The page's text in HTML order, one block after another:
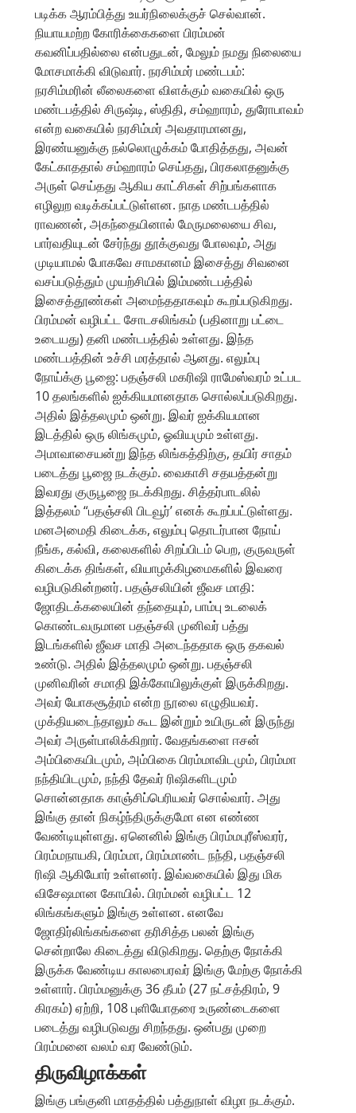
படிக்க ஆரம்பித்து உயர்நிலைக்குச் செல்வான்.
நியாயமற்ற கோரிக்கைகளை பிரம்மன்
கவனிப்பதில்லை என்பதுடன், மேலும் நமது நிலையை
மோசமாக்கி விடுவார். நரசிம்மர் மண்டபம்:
நரசிம்மரின் லீலைகளை விளக்கும் வகையில் ஒரு
மண்டபத்தில் சிருஷ்டி, ஸ்திதி, சம்ஹாரம், துரோபாவம்
என்ற வகையில் நரசிம்மர் அவதாரமானது,
இரண்யனுக்கு நல்லொழுக்கம் போதித்தது, அவன்
கேட்காததால் சம்ஹாரம் செய்தது, பிரகலாதனுக்கு
அருள் செய்தது ஆகிய காட்சிகள் சிற்பங்களாக
எழிலுற வடிக்கப்பட்டுள்ளன. நாத மண்டபத்தில்
ராவணன், அகந்தையினால் மேருமலையை சிவ,
பார்வதியுடன் சேர்ந்து தூக்குவது போலவும், அது
முடியாமல் போகவே சாமகானம் இசைத்து சிவனை
வசப்படுத்தும் முயற்சியில் இம்மண்டபத்தில்
இசைத்தூண்கள் அமைந்ததாகவும் கூறப்படுகிறது.
பிரம்மன் வழிபட்ட சோடசலிங்கம் (பதினாறு பட்டை
உடையது) தனி மண்டபத்தில் உள்ளது. இந்த
மண்டபத்தின் உச்சி மரத்தால் ஆனது. எலும்பு
நோய்க்கு பூஜை: பதஞ்சலி மகரிஷி ராமேஸ்வரம் உட்பட
10 தலங்களில் ஐக்கியமானதாக சொல்லப்படுகிறது.
அதில் இத்தலமும் ஒன்று. இவர் ஐக்கியமான
இடத்தில் ஒரு லிங்கமும், ஓவியமும் உள்ளது.
அமாவாசையன்று இந்த லிங்கத்திற்கு, தயிர் சாதம்
படைத்து பூஜை நடக்கும். வைகாசி சதயத்தன்று
இவரது குருபூஜை நடக்கிறது. சித்தர்பாடலில்
இத்தலம் “பதஞ்சலி பிடவூர்’ எனக் கூறப்பட்டுள்ளது.
மனஅமைதி கிடைக்க, எலும்பு தொடர்பான நோய்
நீங்க, கல்வி, கலைகளில் சிறப்பிடம் பெற, குருவருள்
கிடைக்க திங்கள், வியாழக்கிழமைகளில் இவரை
வழிபடுகின்றனர். பதஞ்சலியின் ஜீவச மாதி:
ஜோதிடக்கலையின் தந்தையும், பாம்பு உடலைக்
கொண்டவருமான பதஞ்சலி முனிவர் பத்து
இடங்களில் ஜீவச மாதி அடைந்ததாக ஒரு தகவல்
உண்டு. அதில் இத்தலமும் ஒன்று. பதஞ்சலி
முனிவரின் சமாதி இக்கோயிலுக்குள் இருக்கிறது.
அவர் யோகசூத்ரம் என்ற நூலை எழுதியவர்.
முக்தியடைந்தாலும் கூட இன்றும் உயிருடன் இருந்து
அவர் அருள்பாலிக்கிறார். வேதங்களை ஈசன்
அம்பிகையிடமும், அம்பிகை பிரம்மாவிடமும், பிரம்மா
நந்தியிடமும், நந்தி தேவர் ரிஷிகளிடமும்
சொன்னதாக காஞ்சிப்பெரியவர் சொல்வார். அது
இங்கு தான் நிகழ்ந்திருக்குமோ என எண்ண
வேண்டியுள்ளது. ஏனெனில் இங்கு பிரம்மபுரீஸ்வரர்,
பிரம்மநாயகி, பிரம்மா, பிரம்மாண்ட நந்தி, பதஞ்சலி
ரிஷி ஆகியோர் உள்ளனர். இவ்வகையில் இது மிக
விசேஷமான கோயில். பிரம்மன் வழிபட்ட 12
லிங்கங்களும் இங்கு உள்ளன. எனவே
ஜோதிர்லிங்கங்களை தரிசித்த பலன் இங்கு
சென்றாலே கிடைத்து விடுகிறது. தெற்கு நோக்கி
இருக்க வேண்டிய காலபைரவர் இங்கு மேற்கு நோக்கி
உள்ளார். பிரம்மனுக்கு 36 தீபம் (27 நட்சத்திரம், 9
கிரகம்) ஏற்றி, 108 புளியோதரை உருண்டைகளை
படைத்து வழிபடுவது சிறந்தது. ஒன்பது முறை
பிரம்மனை வலம் வர வேண்டும்.
திருவிழாக்கள்
இங்கு பங்குனி மாதத்தில் பத்துநாள் விழா நடக்கும்.